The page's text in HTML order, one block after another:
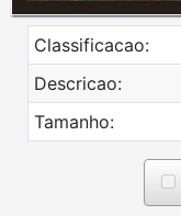
Classificacao:
Descricao:
Tamanho: